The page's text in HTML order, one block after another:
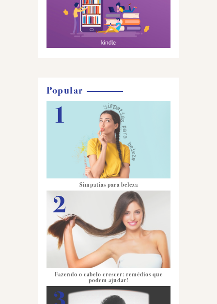
Popular
Simpatias para beleza
Fazendo o cabelo crescer: remédios que
podem ajudar!